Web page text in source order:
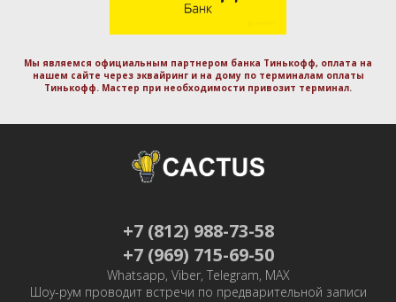
Мы являемся официальным партнером банка Тинькофф, оплата на
нашем сайте через эквайринг и на дому по терминалам оплаты
Тинькофф. Маcтер при необходимости привозит терминал.
+7 (812) 988-73-58
+7 (969) 715-69-50
Whatsapp, Viber, Telegram, MAX
Шоу-рум проводит встречи по предварительной записи